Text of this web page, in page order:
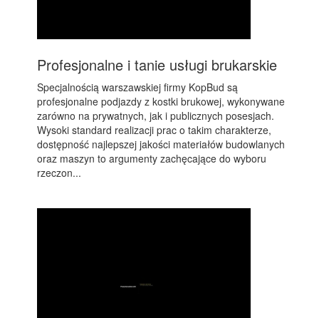
Profesjonalne i tanie usługi brukarskie
Specjalnością warszawskiej firmy KopBud są
profesjonalne podjazdy z kostki brukowej, wykonywane
zarówno na prywatnych, jak i publicznych posesjach.
Wysoki standard realizacji prac o takim charakterze,
dostępność najlepszej jakości materiałów budowlanych
oraz maszyn to argumenty zachęcające do wyboru
rzeczon...